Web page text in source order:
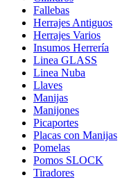
Fallebas
Herrajes Antiguos
Herrajes Varios
Insumos Herrería
Linea GLASS
Linea Nuba
Llaves
Manijas
Manijones
Picaportes
Placas con Manijas
Pomelas
Pomos SLOCK
Tiradores